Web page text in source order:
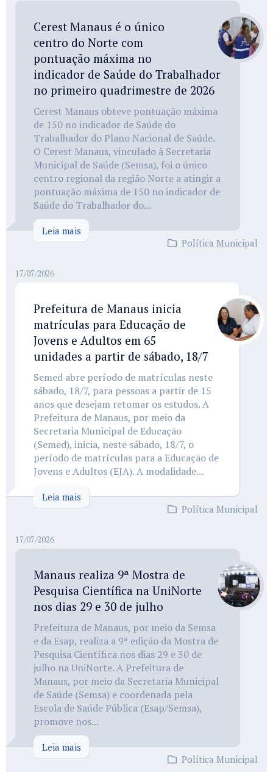
Cerest Manaus é o único
centro do Norte com
pontuação máxima no
indicador de Saúde do Trabalhador
no primeiro quadrimestre de 2026
Cerest Manaus obteve pontuação máxima
de 150 no indicador de Saúde do
Trabalhador do Plano Nacional de Saúde.
O Cerest Manaus, vinculado à Secretaria
Municipal de Saúde (Semsa), foi o único
centro regional da região Norte a atingir a
pontuação máxima de 150 no indicador de
Saúde do Trabalhador do...
Leia mais
Política Municipal
17/07/2026
Prefeitura de Manaus inicia
matrículas para Educação de
Jovens e Adultos em 65
unidades a partir de sábado, 18/7
Semed abre período de matrículas neste
sábado, 18/7, para pessoas a partir de 15
anos que desejam retomar os estudos. A
Prefeitura de Manaus, por meio da
Secretaria Municipal de Educação
(Semed), inicia, neste sábado, 18/7, o
período de matrículas para a Educação de
Jovens e Adultos (EJA). A modalidade...
Leia mais
Política Municipal
17/07/2026
Manaus realiza 9ª Mostra de
Pesquisa Científica na UniNorte
nos dias 29 e 30 de julho
Prefeitura de Manaus, por meio da Semsa
e da Esap, realiza a 9ª edição da Mostra de
Pesquisa Científica nos dias 29 e 30 de
julho na UniNorte. A Prefeitura de
Manaus, por meio da Secretaria Municipal
de Saúde (Semsa) e coordenada pela
Escola de Saúde Pública (Esap/Semsa),
promove nos...
Leia mais
Política Municipal